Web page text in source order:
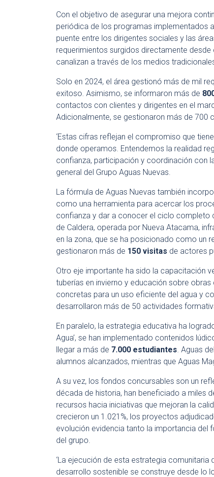
Con el objetivo de asegurar una mejora
periódica de los programas implementados
puente entre los dirigentes sociales y las
requerimientos surgidos directamente
canalizan a través de los medios
Solo en 2024, el área gestionó más de mil
exitoso. Asimismo, se informaron más de
contactos con clientes y dirigentes en el
Adicionalmente, se gestionaron más de
‘Estas cifras reflejan el compromiso que
donde operamos. Entendemos la realidad
confianza, participación y coordinación con
general del Grupo Aguas Nuevas.
La fórmula de Aguas Nuevas también
como una herramienta para acercar los
confianza y dar a conocer el ciclo completo
de Caldera, operada por Nueva Atacama,
en la zona, que se ha posicionado como un
gestionaron más de 150 visitas de actores
Otro eje importante ha sido la capacitación
tuberías en invierno y educación sobre
concretas para un uso eficiente del agua y
desarrollaron más de 50 actividades
En paralelo, la estrategia educativa ha
Agua’, se han implementado contenidos
llegar a más de 7.000 estudiantes. Aguas
alumnos alcanzados, mientras que Aguas
A su vez, los fondos concursables son un
década de historia, han beneficiado a miles
recursos hacia iniciativas que mejoran la
crecieron un 1.021%, los proyectos
evolución evidencia tanto la importancia
del grupo.
‘La ejecución de esta estrategia
desarrollo sostenible se construye desde lo